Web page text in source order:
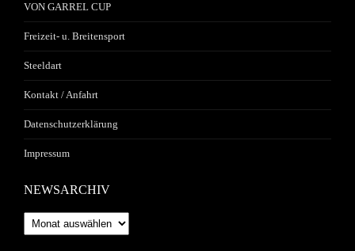
VON GARREL CUP
Freizeit- u. Breitensport
Steeldart
Kontakt / Anfahrt
Datenschutzerklärung
Impressum
NEWSARCHIV
Newsarchiv